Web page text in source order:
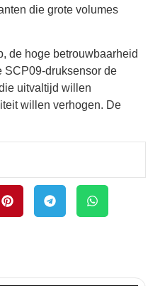
die grote volumes
de hoge betrouwbaarheid
SCP09-druksensor de
uitvaltijd willen
willen verhogen. De